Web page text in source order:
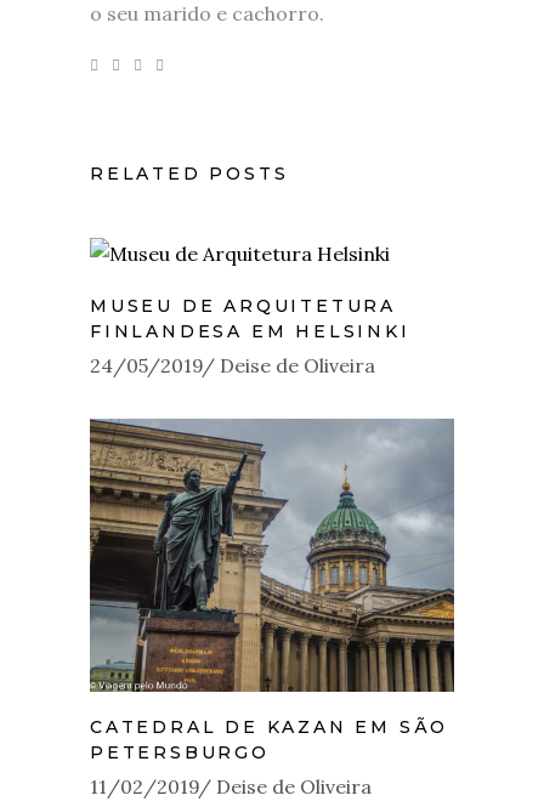
o seu marido e cachorro.
RELATED POSTS
MUSEU DE ARQUITETURA
FINLANDESA EM HELSINKI
24/05/2019 Deise de Oliveira
CATEDRAL DE KAZAN EM SÃO
PETERSBURGO
11/02/2019 Deise de Oliveira